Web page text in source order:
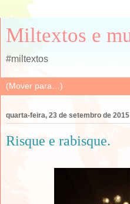
Miltextos e
#miltextos
quarta-feira, 23 de setembro de 2015
Risque e rabisque.